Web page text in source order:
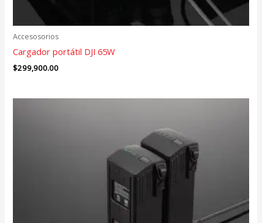
Accesosorios
Cargador portátil DJI 65W
$299,900.00